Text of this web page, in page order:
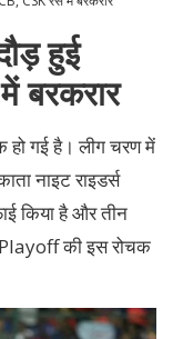
हुई
बरकरार
गई है। लीग चरण में
नाइट राइडर्स
किया है और तीन
की इस रोचक